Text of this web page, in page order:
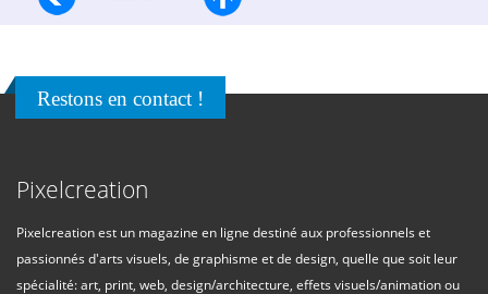
Restons en contact !
Pixelcreation
Pixelcreation est un magazine en ligne destiné aux professionnels et
passionnés d'arts visuels, de graphisme et de design, quelle que soit leur
spécialité: art, print, web, design/architecture, effets visuels/animation ou